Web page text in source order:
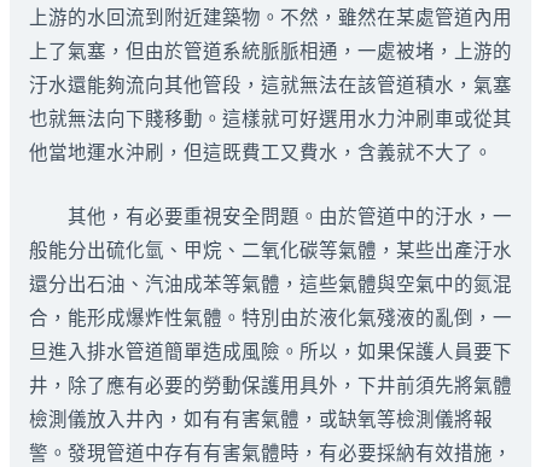
上游的水回流到附近建築物。不然，雖然在某處管道內用
上了氣塞，但由於管道系統脈脈相通，一處被堵，上游的
汙水還能夠流向其他管段，這就無法在該管道積水，氣塞
也就無法向下賤移動。這樣就可好選用水力沖刷車或從其
他當地運水沖刷，但這既費工又費水，含義就不大了。
其他，有必要重視安全問題。由於管道中的汙水，一
般能分出硫化氫、甲烷、二氧化碳等氣體，某些出產汙水
還分出石油、汽油成苯等氣體，這些氣體與空氣中的氮混
合，能形成爆炸性氣體。特別由於液化氣殘液的亂倒，一
旦進入排水管道簡單造成風險。所以，如果保護人員要下
井，除了應有必要的勞動保護用具外，下井前須先將氣體
檢測儀放入井內，如有有害氣體，或缺氧等檢測儀將報
警。發現管道中存有有害氣體時，有必要採納有效措施，